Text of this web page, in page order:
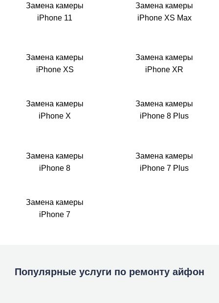
Замена камеры
iPhone 11
Замена камеры
iPhone XS Max
Замена камеры
iPhone XS
Замена камеры
iPhone XR
Замена камеры
iPhone X
Замена камеры
iPhone 8 Plus
Замена камеры
iPhone 8
Замена камеры
iPhone 7 Plus
Замена камеры
iPhone 7
Популярные услуги по ремонту айфон